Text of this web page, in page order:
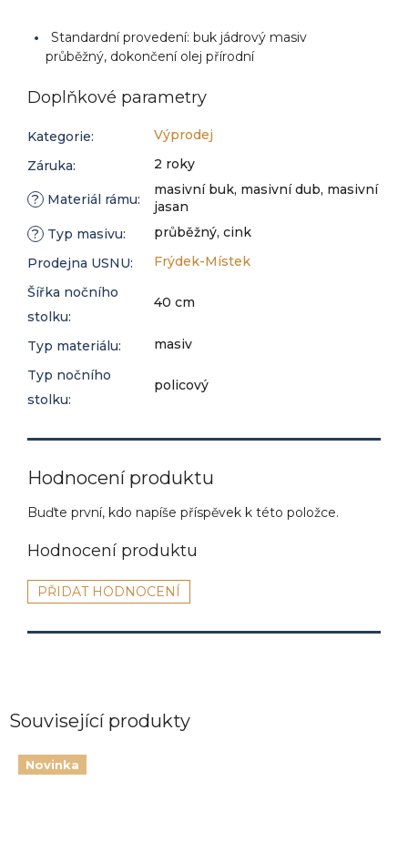
Související produkty
Novinka
Standardní provedení: buk jádrový masiv
průběžný, dokončení olej přírodní
Doplňkové parametry
Kategorie:
Výprodej
Záruka: 2 roky
? Materiál rámu:
masivní buk, masivní dub, masivní
jasan
?
Typ masivu:
průběžný, cink
Prodejna USNU:
Frýdek-Místek
Šířka nočního
stolku:
40 cm
Typ materiálu:
masiv
Typ nočního
stolku:
policový
Hodnocení produktu
Buďte první, kdo napíše příspěvek k této položce.
PŘIDAT HODNOCENÍ